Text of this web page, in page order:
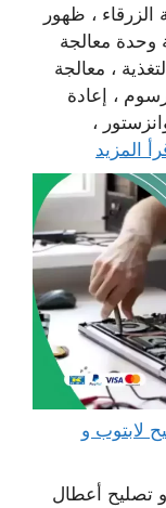
، ظهور
وحدة معالجة
، معالجة
، إعادة
،
المزيد
الزور 65511033 تصليح لابتوب و
تصليح أعطال